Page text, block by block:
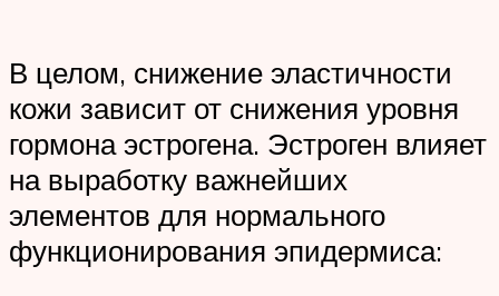
В целом, снижение эластичности
кожи зависит от снижения уровня
гормона эстрогена. Эстроген влияет
на выработку важнейших
элементов для нормального
функционирования эпидермиса: